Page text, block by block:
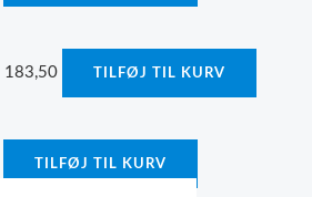
183,50 TILFØJ TIL KURV
TILFØJ TIL KURV